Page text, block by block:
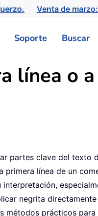
Venta de
Soporte Buscar
línea o
partes clave del texto
línea de un
negrita
prácticos